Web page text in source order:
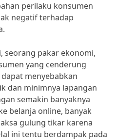
perilaku konsumen
negatif terhadap
seorang pakar ekonomi,
yang cenderung
menyebabkan
dan minimnya lapangan
semakin banyaknya
belanja online, banyak
gulung tikar karena
ini tentu berdampak pada